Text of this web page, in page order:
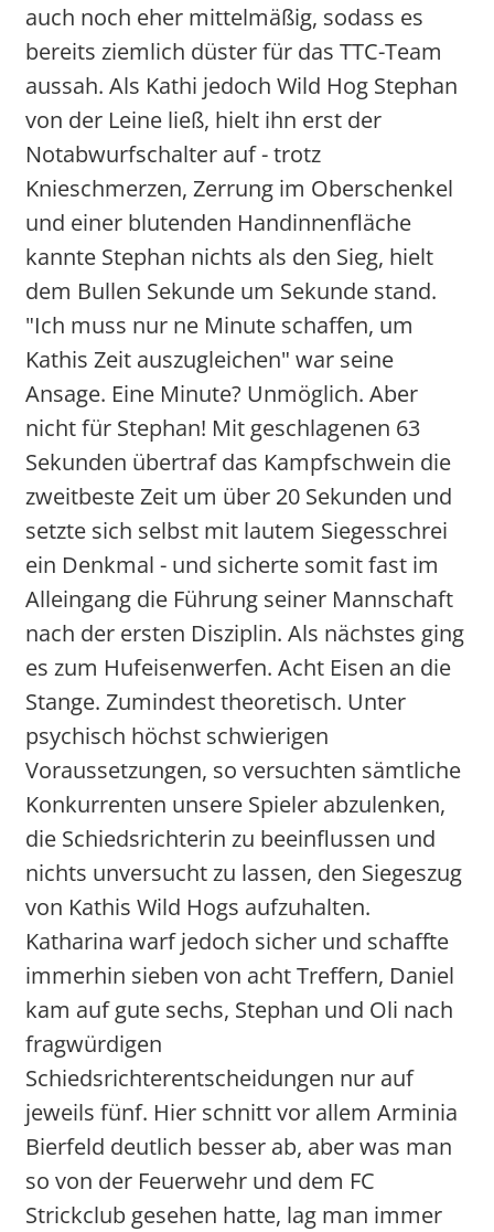
auch noch eher mittelmäßig, sodass es
bereits ziemlich düster für das TTC-Team
aussah. Als Kathi jedoch Wild Hog Stephan
von der Leine ließ, hielt ihn erst der
Notabwurfschalter auf - trotz
Knieschmerzen, Zerrung im Oberschenkel
und einer blutenden Handinnenfläche
kannte Stephan nichts als den Sieg, hielt
dem Bullen Sekunde um Sekunde stand.
"Ich muss nur ne Minute schaffen, um
Kathis Zeit auszugleichen" war seine
Ansage. Eine Minute? Unmöglich. Aber
nicht für Stephan! Mit geschlagenen 63
Sekunden übertraf das Kampfschwein die
zweitbeste Zeit um über 20 Sekunden und
setzte sich selbst mit lautem Siegesschrei
ein Denkmal - und sicherte somit fast im
Alleingang die Führung seiner Mannschaft
nach der ersten Disziplin. Als nächstes ging
es zum Hufeisenwerfen. Acht Eisen an die
Stange. Zumindest theoretisch. Unter
psychisch höchst schwierigen
Voraussetzungen, so versuchten sämtliche
Konkurrenten unsere Spieler abzulenken,
die Schiedsrichterin zu beeinflussen und
nichts unversucht zu lassen, den Siegeszug
von Kathis Wild Hogs aufzuhalten.
Katharina warf jedoch sicher und schaffte
immerhin sieben von acht Treffern, Daniel
kam auf gute sechs, Stephan und Oli nach
fragwürdigen
Schiedsrichterentscheidungen nur auf
jeweils fünf. Hier schnitt vor allem Arminia
Bierfeld deutlich besser ab, aber was man
so von der Feuerwehr und dem FC
Strickclub gesehen hatte, lag man immer